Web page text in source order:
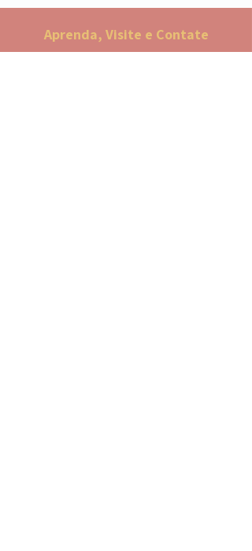
Aprenda, Visite e Contate